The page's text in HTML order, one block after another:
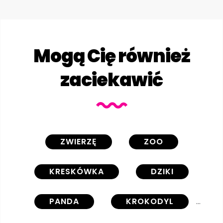
Mogą Cię również
zaciekawić
ZWIERZĘ ZOO
KRESKÓWKA DZIKI
PANDA KROKODYL